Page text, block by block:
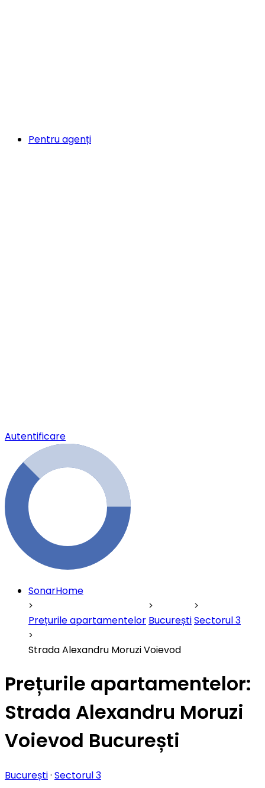
Pentru agenți
Autentificare
SonarHome
Prețurile apartamentelor BucureștiSectorul 3
Strada Alexandru Moruzi Voievod
Prețurile apartamentelor:
Strada Alexandru Moruzi
Voievod București
București· Sectorul 3